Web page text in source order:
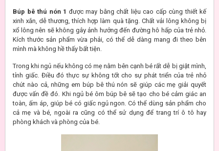
Búp bê thú nón 1 được may bằng chất liệu cao cấp cùng thiết kế
xinh xắn, dễ thương, thích hợp làm quà tặng. Chất vải lông không bị
xổ lông nên sẽ không gây ảnh hưởng đến đường hô hấp của trẻ nhỏ.
Kích thước sản phẩm vừa phải, có thể dễ dàng mang đi theo bên
mình mà không hề thấy bất tiện.
Trong khi ngủ nếu không có mẹ nằm bên cạnh bé rất dễ bị giật mình,
tỉnh giấc. Điều đó thực sự không tốt cho sự phát triển của trẻ nhỏ
chút nào cả, những em búp bê thú nón sẽ giúp các mẹ giải quyết
được vấn đề đó. Khi ngủ bé ôm búp bê sẽ tạo cho bé cảm giác an
toàn, ấm áp, giúp bé có giấc ngủ ngon. Có thể dùng sản phẩm cho
cả mẹ và bé, ngoài ra cũng có thể sử dụng để trang trí ô tô hay
phòng khách và phòng của bé.